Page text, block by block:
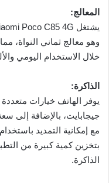
المعالج:
وهو معالج ثماني النواة،
خلال الاستخدام اليومي
الذاكرة:
بتخزين كمية كبيرة من
الذاكرة.